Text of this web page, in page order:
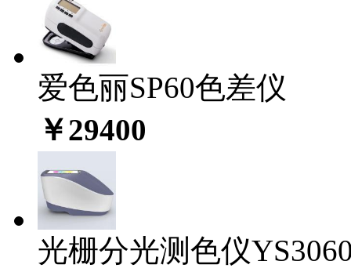
爱色丽SP60色差仪
￥29400
光栅分光测色仪